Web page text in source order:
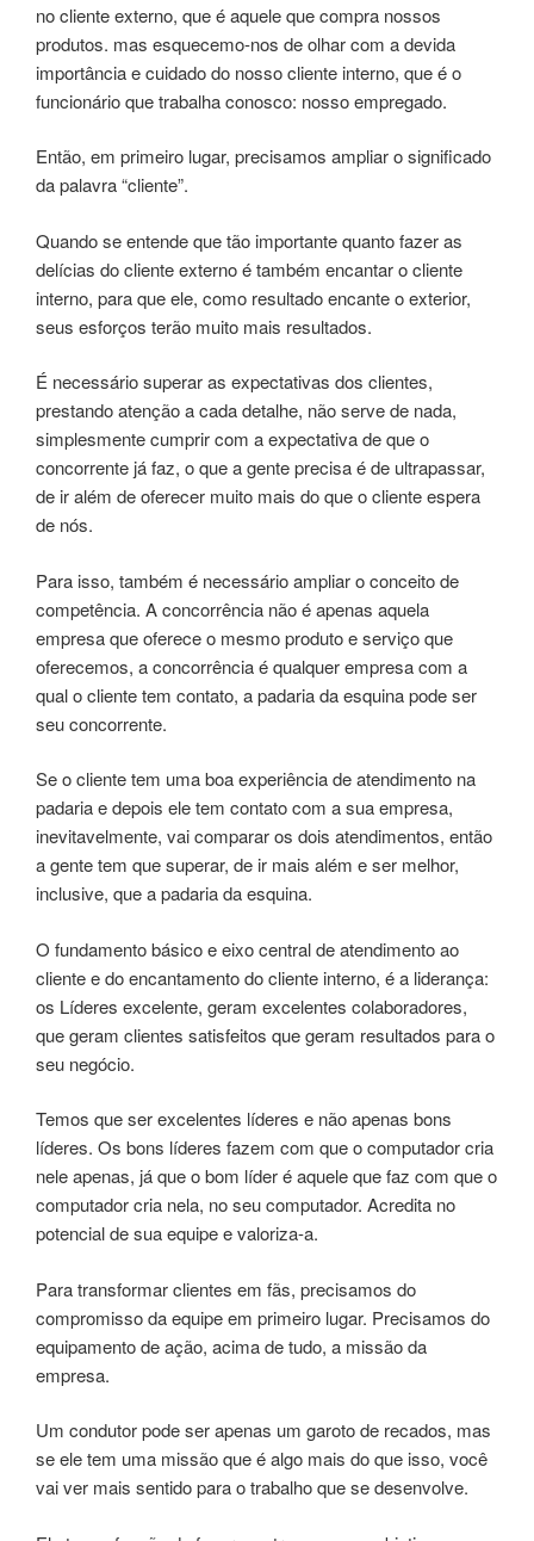
no cliente externo, que é aquele que compra nossos
produtos. mas esquecemo-nos de olhar com a devida
importância e cuidado do nosso cliente interno, que é o
funcionário que trabalha conosco: nosso empregado.
Então, em primeiro lugar, precisamos ampliar o significado
da palavra “cliente”.
Quando se entende que tão importante quanto fazer as
delícias do cliente externo é também encantar o cliente
interno, para que ele, como resultado encante o exterior,
seus esforços terão muito mais resultados.
É necessário superar as expectativas dos clientes,
prestando atenção a cada detalhe, não serve de nada,
simplesmente cumprir com a expectativa de que o
concorrente já faz, o que a gente precisa é de ultrapassar,
de ir além de oferecer muito mais do que o cliente espera
de nós.
Para isso, também é necessário ampliar o conceito de
competência. A concorrência não é apenas aquela
empresa que oferece o mesmo produto e serviço que
oferecemos, a concorrência é qualquer empresa com a
qual o cliente tem contato, a padaria da esquina pode ser
seu concorrente.
Se o cliente tem uma boa experiência de atendimento na
padaria e depois ele tem contato com a sua empresa,
inevitavelmente, vai comparar os dois atendimentos, então
a gente tem que superar, de ir mais além e ser melhor,
inclusive, que a padaria da esquina.
O fundamento básico e eixo central de atendimento ao
cliente e do encantamento do cliente interno, é a liderança:
os Líderes excelente, geram excelentes colaboradores,
que geram clientes satisfeitos que geram resultados para o
seu negócio.
Temos que ser excelentes líderes e não apenas bons
líderes. Os bons líderes fazem com que o computador cria
nele apenas, já que o bom líder é aquele que faz com que o
computador cria nela, no seu computador. Acredita no
potencial de sua equipe e valoriza-a.
Para transformar clientes em fãs, precisamos do
compromisso da equipe em primeiro lugar. Precisamos do
equipamento de ação, acima de tudo, a missão da
empresa.
Um condutor pode ser apenas um garoto de recados, mas
se ele tem uma missão que é algo mais do que isso, você
vai ver mais sentido para o trabalho que se desenvolve.